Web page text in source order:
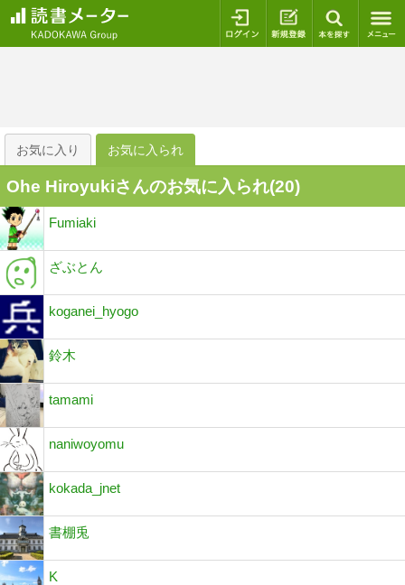
ログイン 新規登録
お気に入り お気に入られ
Ohe Hiroyukiさんのお気に入られ(20)
Fumiaki
ざぶとん
koganei_hyogo
鈴木
tamami
naniwoyomu
kokada_jnet
書棚兎
K